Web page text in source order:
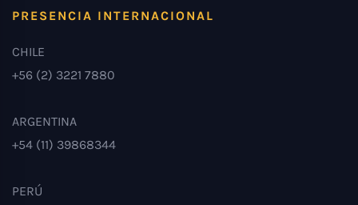
PRESENCIA INTERNACIONAL
CHILE
+56 (2) 3221 7880
ARGENTINA
+54 (11) 39868344
PERÚ